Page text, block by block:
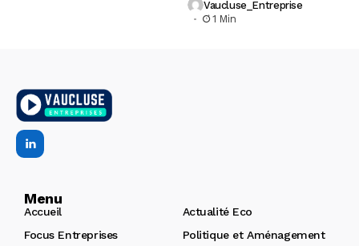
Vaucluse_Entreprise
1 Min
Menu
Accueil
Actualité Eco
Focus Entreprises
Politique et Aménagement